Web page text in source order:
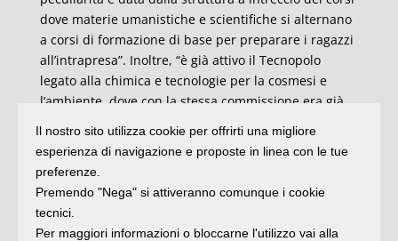
dove materie umanistiche e scientifiche si alternano
a corsi di formazione di base per preparare i ragazzi
all’intrapresa”. Inoltre, “è già attivo il Tecnopolo
legato alla chimica e tecnologie per la cosmesi e
l’ambiente, dove con la stessa commissione era già
Un’eccellenza, quella di Unirimini, “che ho dichiarato
– ricorda Frisoni – essere fondamentale per la città.
In quest’ottica dispiace constatare l’allontanamento
(di cui auspico un ripensamento) di alcune
amministrazioni comunali. Non per il contributo
Il nostro sito utilizza cookie per offrirti una migliore
esperienza di navigazione e proposte in linea con le tue
preferenze.
Premendo "Nega" si attiveranno comunque i cookie
tecnici.
Per maggiori informazioni o bloccarne l'utilizzo vai alla